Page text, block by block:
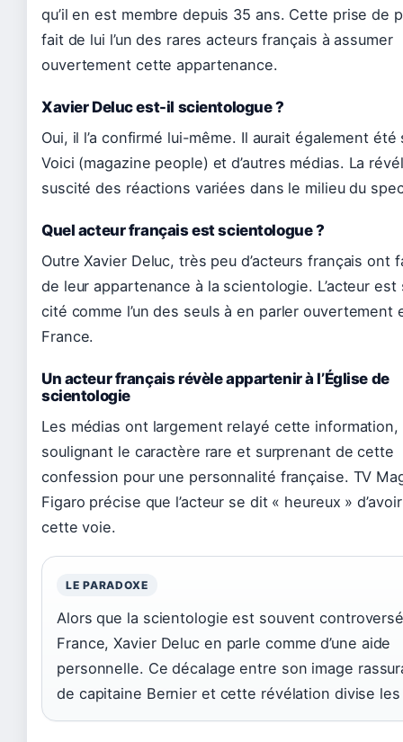
qu’il en est membre depuis 35 ans. Cette prise de
fait de lui l’un des rares acteurs français à assumer
ouvertement cette appartenance.
Xavier Deluc est-il scientologue ?
Oui, il l’a confirmé lui-même. Il aurait également été
Voici (magazine people) et d’autres médias. La
suscité des réactions variées dans le milieu du
Quel acteur français est scientologue ?
Outre Xavier Deluc, très peu d’acteurs français ont
de leur appartenance à la scientologie. L’acteur est
cité comme l’un des seuls à en parler ouvertement
France.
Un acteur français révèle appartenir à l’Église de
scientologie
Les médias ont largement relayé cette information,
soulignant le caractère rare et surprenant de cette
confession pour une personnalité française. TV
Figaro précise que l’acteur se dit « heureux »
cette voie.
LE PARADOXE
Alors que la scientologie est souvent
France, Xavier Deluc en parle comme d’une aide
personnelle. Ce décalage entre son image
de capitaine Bernier et cette révélation divise